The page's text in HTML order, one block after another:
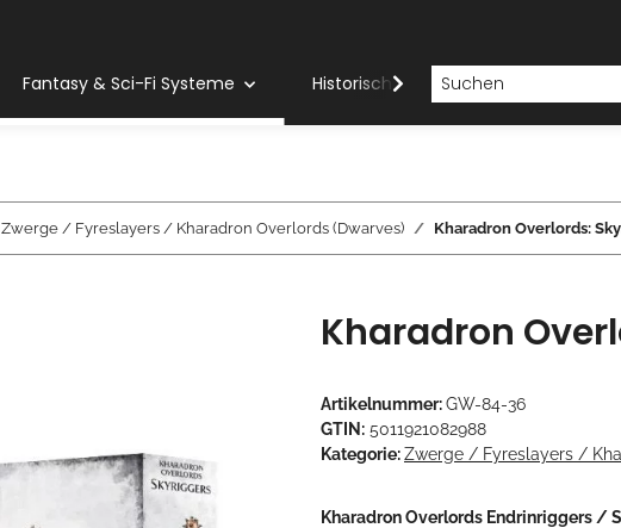
Fantasy & Sci-Fi Systeme Historische Systeme
Zwerge / Fyreslayers / Kharadron Overlords (Dwarves) Kharadron Overlords:
Kharadron
Artikelnummer:GW-84-36
GTIN: 5011921082988
Kategorie:Zwerge / Fyreslayers /
Kharadron Overlords Endrinriggers /